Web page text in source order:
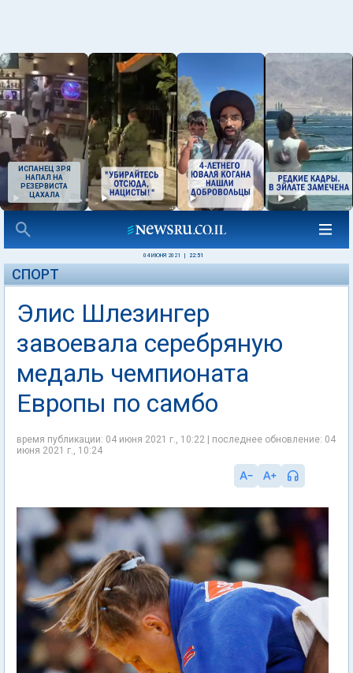
ИСПАНЕЦ ЗРЯ
НАПАЛ НА
РЕЗЕРВИСТА
ЦАХАЛА
04 ИЮНЯ 2021 22:51
СПОРТ
Элис Шлезингер
завоевала серебряную
медаль чемпионата
Европы по самбо
время публикации: 04 июня 2021 г., 10:22 | последнее обновление: 04
июня 2021 г., 10:24